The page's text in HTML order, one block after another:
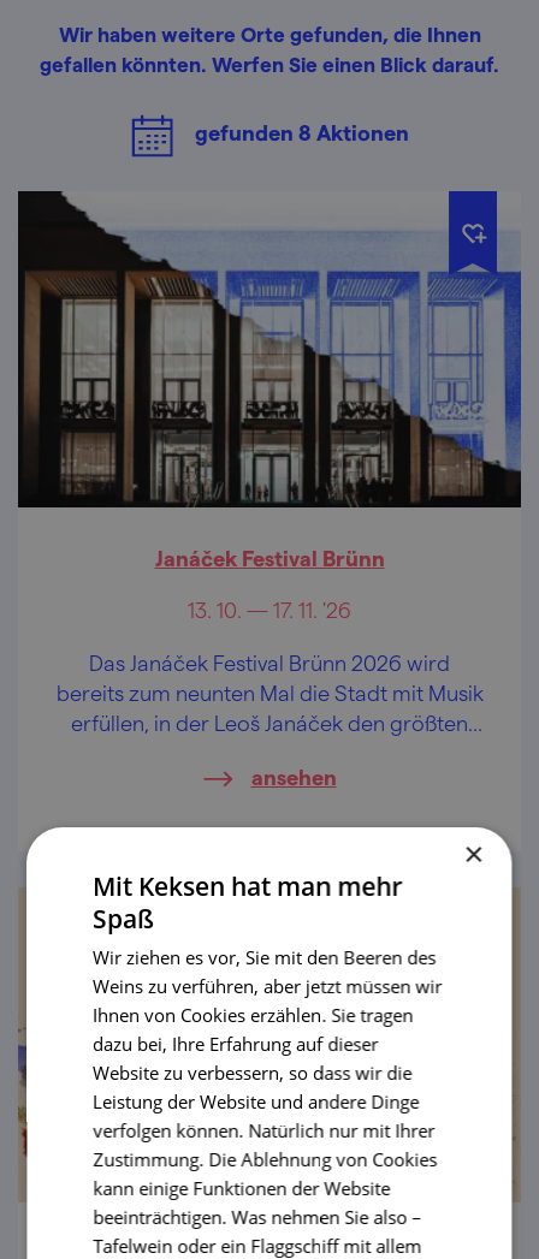
Wir haben weitere Orte gefunden, die Ihnen
gefallen könnten. Werfen Sie einen Blick darauf.
gefunden 8 Aktionen
Janáček Festival Brünn
13. 10. — 17. 11. '26
Das Janáček Festival Brünn 2026 wird
bereits zum neunten Mal die Stadt mit Musik
erfüllen, in der Leoš Janáček den größten
ansehen
Knoblauchfest Rosice
×
Mit Keksen hat man mehr
Spaß
Wir ziehen es vor, Sie mit den Beeren des
Weins zu verführen, aber jetzt müssen wir
Ihnen von Cookies erzählen. Sie tragen
dazu bei, Ihre Erfahrung auf dieser
Website zu verbessern, so dass wir die
Leistung der Website und andere Dinge
verfolgen können. Natürlich nur mit Ihrer
Zustimmung. Die Ablehnung von Cookies
kann einige Funktionen der Website
beeinträchtigen. Was nehmen Sie also –
Tafelwein oder ein Flaggschiff mit allem